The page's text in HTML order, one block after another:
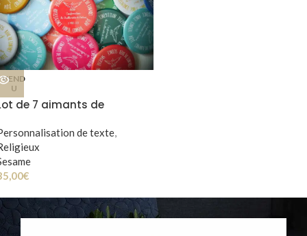
VEND
U
de 7 aimants de
de texte,
€